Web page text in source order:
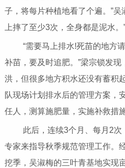
子，将每片种植地看了个遍。”吴
上摔了至少3次，全身都是泥水。
“需要马上排水!死苗的地方
补苗，要及时追肥。”梁宗锁发
洪，但很多地方积水还没有蓄积
队现场计划排水后的管理方案，
任人，测算施肥量，实施补救措施
此后，连续3个月、每月2次
专家来指导秋季规范管理工作。
挖季，吴淑梅的三叶青基地实现